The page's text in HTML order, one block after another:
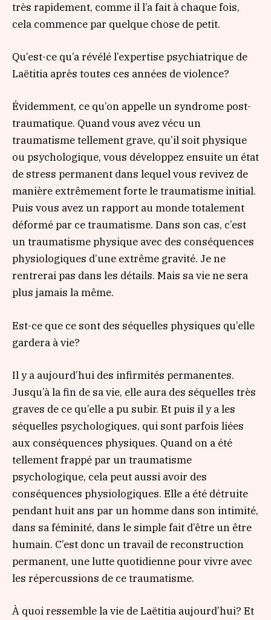
très rapidement, comme il l’a fait à chaque fois,
cela commence par quelque chose de petit.
Qu’est-ce qu’a révélé l’expertise psychiatrique de
Laëtitia après toutes ces années de violence?
Évidemment, ce qu’on appelle un syndrome post-
traumatique. Quand vous avez vécu un
traumatisme tellement grave, qu’il soit physique
ou psychologique, vous développez ensuite un état
de stress permanent dans lequel vous revivez de
manière extrêmement forte le traumatisme initial.
Puis vous avez un rapport au monde totalement
déformé par ce traumatisme. Dans son cas, c’est
un traumatisme physique avec des conséquences
physiologiques d’une extrême gravité. Je ne
rentrerai pas dans les détails. Mais sa vie ne sera
plus jamais la même.
Est-ce que ce sont des séquelles physiques qu’elle
gardera à vie?
Il y a aujourd’hui des infirmités permanentes.
Jusqu’à la fin de sa vie, elle aura des séquelles très
graves de ce qu’elle a pu subir. Et puis il y a les
séquelles psychologiques, qui sont parfois liées
aux conséquences physiques. Quand on a été
tellement frappé par un traumatisme
psychologique, cela peut aussi avoir des
conséquences physiologiques. Elle a été détruite
pendant huit ans par un homme dans son intimité,
dans sa féminité, dans le simple fait d’être un être
humain. C’est donc un travail de reconstruction
permanent, une lutte quotidienne pour vivre avec
les répercussions de ce traumatisme.
À quoi ressemble la vie de Laëtitia aujourd’hui? Et